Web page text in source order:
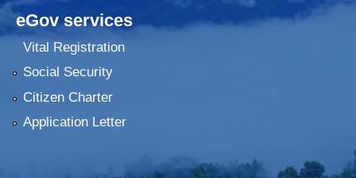
eGov services
Vital Registration
Social Security
Citizen Charter
Application Letter